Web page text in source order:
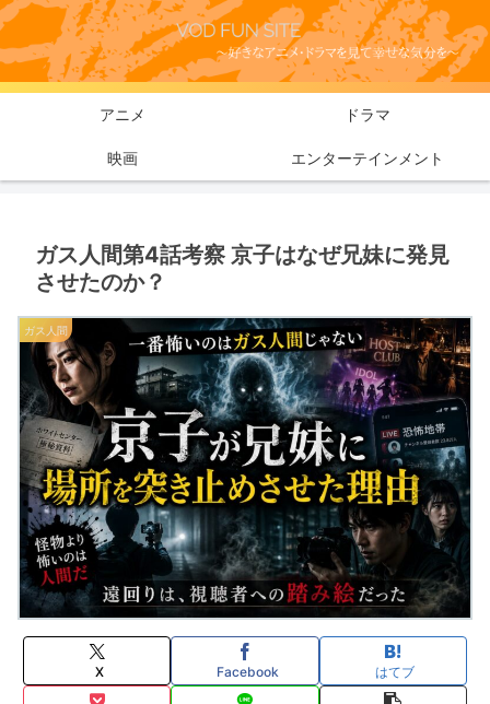
アニメ ドラマ
映画 エンターテインメント
ガス人間第4話考察 京子はなぜ兄妹に発見
させたのか？
ガス人間
X Facebook はてブ